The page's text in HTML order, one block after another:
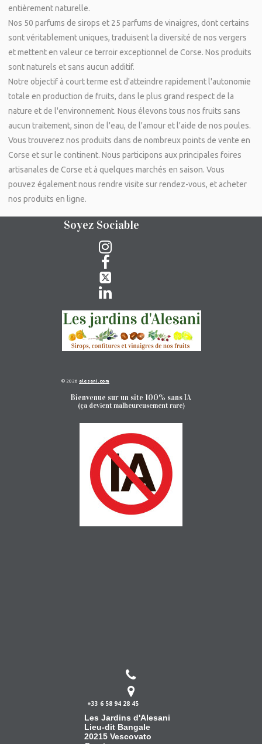
entièrement naturelle.
Nos 50 parfums de sirops et 25 parfums de vinaigres, dont certains
sont véritablement uniques, traduisent la diversité de nos vergers
et mettent en valeur ce terroir exceptionnel de Corse. Nos produits
sont naturels et sans aucun additif.
Notre objectif à court terme est d'atteindre rapidement l'autonomie
totale en production de fruits, dans le plus grand respect de la
nature et de l'environnement. Nous élevons tous nos fruits sans
aucun traitement, sinon de l'eau, de l'amour et l'aide de nos poules.
Vous trouverez nos produits dans de nombreux points de vente en
Corse et sur le continent. Nous participons aux principales foires
artisanales de Corse et à quelques marchés en saison. Vous
pouvez également nous rendre visite sur rendez-vous, etacheter
nos produits en ligne.
Soyez Sociable




© 2026 alesani.com
Bienvenue sur un site 100% sans IA
(ça devient malheureusement rare)


+33 6 58 94 28 45
Les Jardins d'Alesani
Lieu-dit Bangale
20215 Vescovato